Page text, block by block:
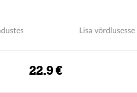
Lisa võrdlusesse
22.9 €